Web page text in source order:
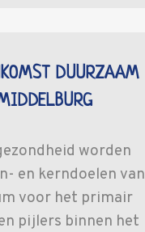
DUURZAAM
worden
en kerndoelen van
voor het primair
pijlers binnen het